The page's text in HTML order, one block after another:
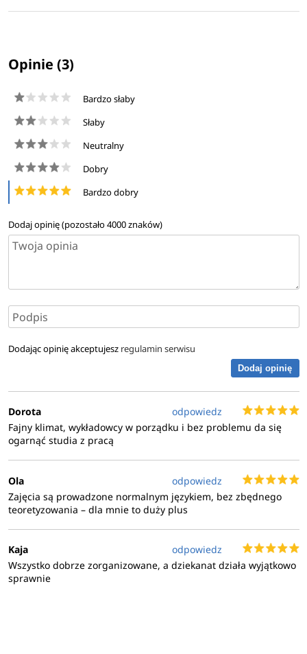
Opinie (3)
Bardzo słaby
Słaby
Neutralny
Dobry
Bardzo dobry
Dodaj opinię (pozostało4000znaków)
Dodając opinię akceptujesz regulamin serwisu
Dodaj opinię
Dorota
odpowiedz
Fajny klimat, wykładowcy w porządku i bez problemu da się
ogarnąć studia z pracą
Ola
odpowiedz
Zajęcia są prowadzone normalnym językiem, bez zbędnego
teoretyzowania – dla mnie to duży plus
Kaja
odpowiedz
Wszystko dobrze zorganizowane, a dziekanat działa wyjątkowo
sprawnie